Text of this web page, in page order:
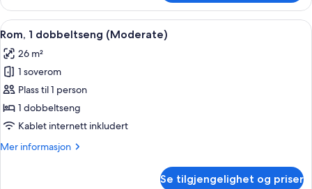
–
signature,
1
seng
(Skyline)
Åpne
alle
bildene
av
Rom,
1
dobbeltseng
Rom, 1 dobbeltseng (Moderate) |
3
Rom, 1 dobbeltseng (Moderate)
26 m²
1 soverom
Plass til 1 person
1 dobbeltseng
Kablet internett inkludert
Mer informasjon
Mer
Se tilgjengelighet og priser